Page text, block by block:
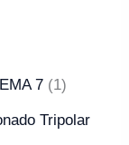
7 1
Tripolar